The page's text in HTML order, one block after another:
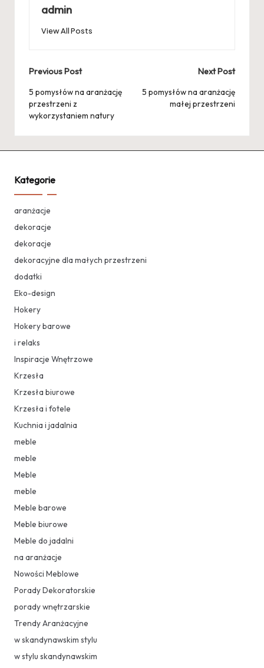
admin
View All Posts
Post
navigation
Previous Post
5 pomysłów na aranżację
przestrzeni z
wykorzystaniem natury
Next Post
5 pomysłów na aranżację
małej przestrzeni
Kategorie
aranżacje
dekoracje
dekoracje
dekoracyjne dla małych przestrzeni
dodatki
Eko-design
Hokery
Hokery barowe
i relaks
Inspiracje Wnętrzowe
Krzesła
Krzesła biurowe
Krzesła i fotele
Kuchnia i jadalnia
meble
meble
Meble
meble
Meble barowe
Meble biurowe
Meble do jadalni
na aranżacje
Nowości Meblowe
Porady Dekoratorskie
porady wnętrzarskie
Trendy Aranżacyjne
w skandynawskim stylu
w stylu skandynawskim